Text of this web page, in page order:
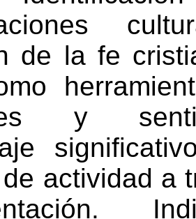
de la fe
y
actividad a